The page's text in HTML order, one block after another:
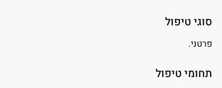
סוגי טיפול
פרטני.
תחומי טיפול